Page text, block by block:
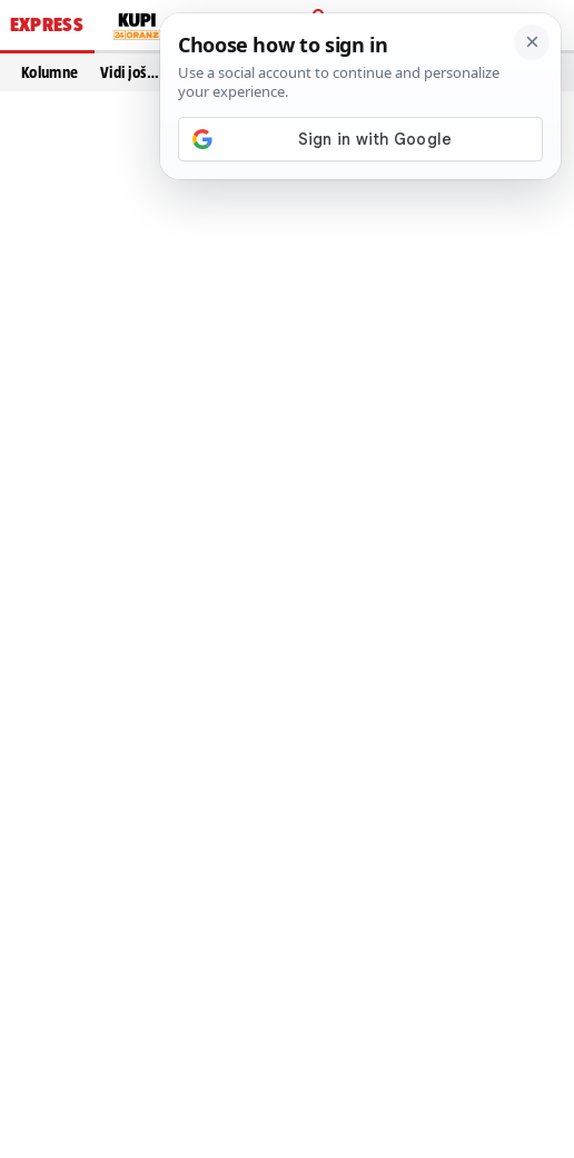
EXPRESS
PRIJAVA
Kolumne Vidi još…